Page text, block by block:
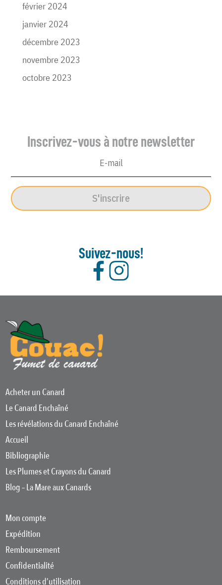
février 2024
janvier 2024
décembre 2023
novembre 2023
octobre 2023
Inscrivez-vous à notre newsletter
S'inscrire
Suivez-nous!
Acheter un Canard
Le Canard Enchaîné
Les révélations du Canard Enchaîné
Accueil
Bibliographie
Les Plumes et Crayons du Canard
Blog – La Mare aux Canards
Mon compte
Expédition
Remboursement
Confidentialité
Conditions d’utilisation